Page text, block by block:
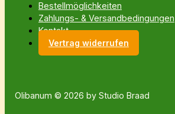
Bestellmöglichkeiten
Zahlungs- & Versandbedingungen
Kontakt
Vertrag widerrufen
Olibanum © 2026 by Studio Braad